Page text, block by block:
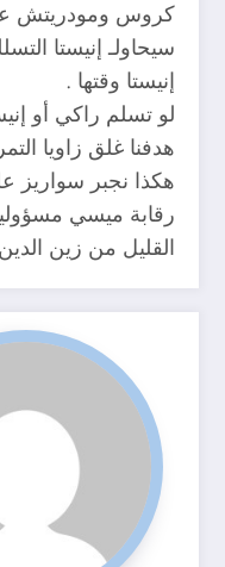
‏كروس ومودريتش
سيحاولـ إنيستا
إنيستا وقتها .
‏لو تسلم راكي أو
هدفنا غلق زاويا
‏هكذا نجبر سواريز
رقابة ميسي
القليل من زين